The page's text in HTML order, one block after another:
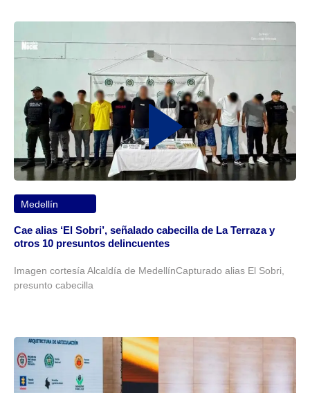
Medellín
Cae alias ‘El Sobri’, señalado cabecilla de La Terraza y
otros 10 presuntos delincuentes
Imagen cortesía Alcaldía de MedellínCapturado alias El Sobri,
presunto cabecilla